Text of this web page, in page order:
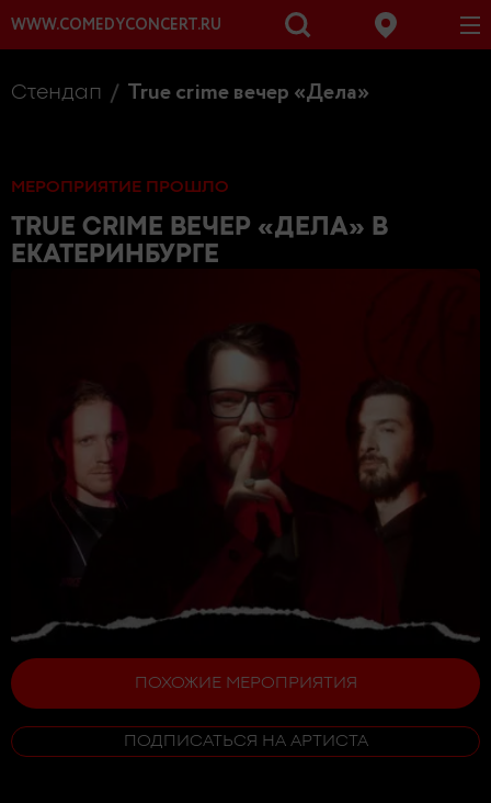
WWW.COMEDYCONCERT.RU
Стендап True crime вечер «Дела»
МЕРОПРИЯТИЕ ПРОШЛО
TRUE CRIME ВЕЧЕР «ДЕЛА» В
ЕКАТЕРИНБУРГЕ
ПОХОЖИЕ МЕРОПРИЯТИЯ
ПОДПИСАТЬСЯ НА АРТИСТА